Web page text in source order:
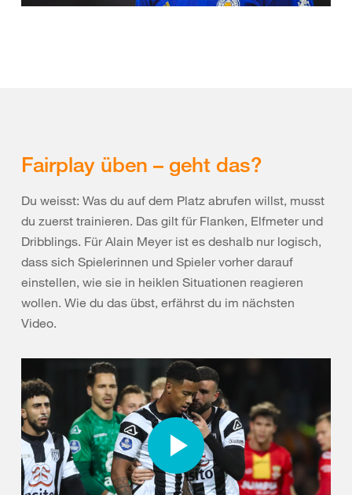
Fairplay üben – geht das?
Du weisst: Was du auf dem Platz abrufen willst, musst
du zuerst trainieren. Das gilt für Flanken, Elfmeter und
Dribblings. Für Alain Meyer ist es deshalb nur logisch,
dass sich Spielerinnen und Spieler vorher darauf
einstellen, wie sie in heiklen Situationen reagieren
wollen. Wie du das übst, erfährst du im nächsten
Video.